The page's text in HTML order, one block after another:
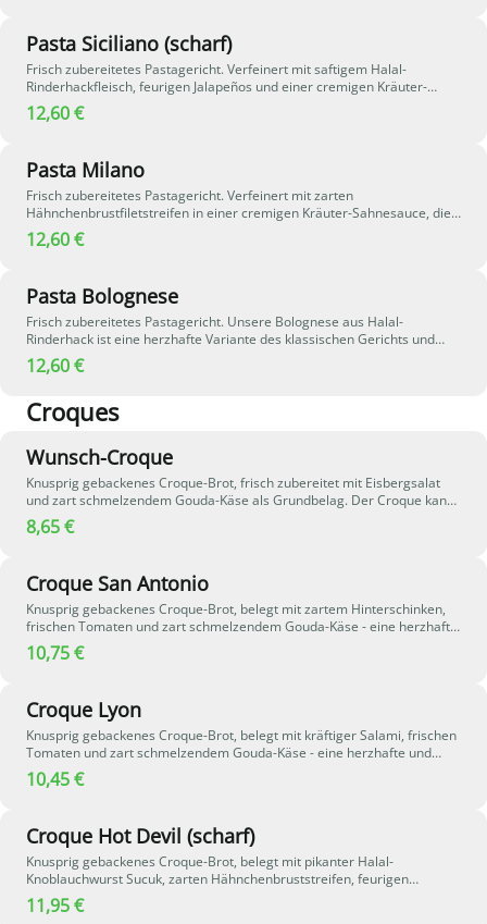
Pasta Siciliano (scharf)
Frisch zubereitetes Pastagericht. Verfeinert mit saftigem Halal-
Rinderhackfleisch, feurigen Jalapeños und einer cremigen Kräuter-
Sahnesauce, die dem Gericht eine würzige und leicht pikante Note
verleiht.
12,60 €
Pasta Milano
Frisch zubereitetes Pastagericht. Verfeinert mit zarten
Hähnchenbrustfiletstreifen in einer cremigen Kräuter-Sahnesauce, die
dem Gericht eine milde und aromatische Note verleiht.
12,60 €
Pasta Bolognese
Frisch zubereitetes Pastagericht. Unsere Bolognese aus Halal-
Rinderhack ist eine herzhafte Variante des klassischen Gerichts und
überzeugt mit ihrer würzigen, gemüsigen Note.
12,60 €
Croques
Wunsch-Croque
Knusprig gebackenes Croque-Brot, frisch zubereitet mit Eisbergsalat
und zart schmelzendem Gouda-Käse als Grundbelag. Der Croque kann
individuell nach Wunsch mit weiteren Zutaten zusammengestellt
werden. Eine Sauce nach Wahl wird separat verpackt, damit das Croque
8,65 €
Croque San Antonio
Knusprig gebackenes Croque-Brot, belegt mit zartem Hinterschinken,
frischen Tomaten und zart schmelzendem Gouda-Käse - eine herzhafte
und aromatische Kombination.
10,75 €
Croque Lyon
Knusprig gebackenes Croque-Brot, belegt mit kräftiger Salami, frischen
Tomaten und zart schmelzendem Gouda-Käse - eine herzhafte und
aromatische Kombination.
10,45 €
Croque Hot Devil (scharf)
Knusprig gebackenes Croque-Brot, belegt mit pikanter Halal-
Knoblauchwurst Sucuk, zarten Hähnchenbruststreifen, feurigen
Jalapeños und zart schmelzendem Gouda-Käse – eine würzige und
leicht pikante Kombination.
11,95 €